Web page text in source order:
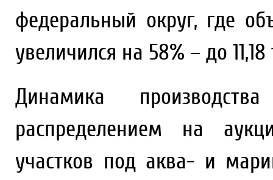
федеральный округ, где
увеличился на 58% – до
Динамика
распределением на
участков под аква- и